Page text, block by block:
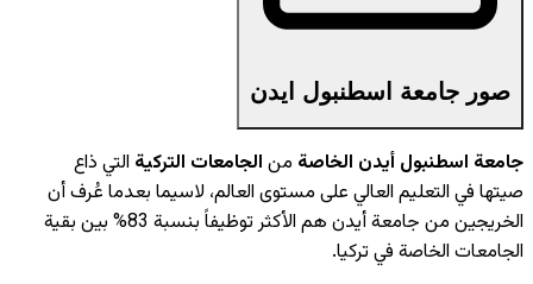
صور جامعة اسطنبول ايدن
جامعة اسطنبول أيدن الخاصة من الجامعات التركية التي ذاع
صيتها في التعليم العالي على مستوى العالم، لاسيما بعدما عُرف أن
الخريجين من جامعة أيدن هم الأكثر توظيفاً بنسبة 83% بين بقية
الجامعات الخاصة في تركيا.